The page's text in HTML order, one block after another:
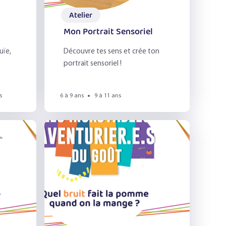
Atelier
Mon Portrait Sensoriel
Découvre tes sens et crée ton
portrait sensoriel !
6 à 9 ans 9 à 11 ans